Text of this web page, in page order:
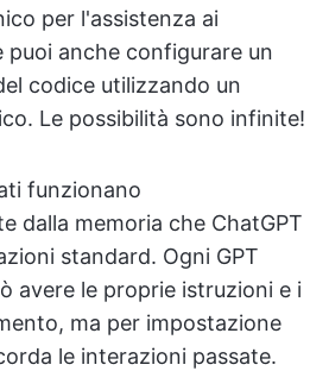
per l'assistenza ai
puoi anche configurare un
codice utilizzando un
Le possibilità sono infinite!
funzionano
dalla memoria che ChatGPT
standard. Ogni GPT
avere le proprie istruzioni e i
ma per impostazione
le interazioni passate.